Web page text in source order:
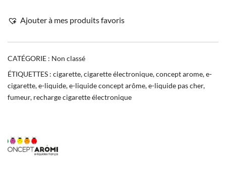
Ajouter à mes produits favoris
CATÉGORIE : Non classé
ÉTIQUETTES : cigarette,cigarette électronique,concept arome,e-
cigarette,e-liquide,e-liquide concept arôme,e-liquide pas cher,
fumeur, recharge cigarette électronique